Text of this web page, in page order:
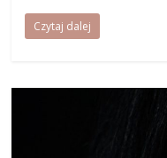
Czytaj dalej